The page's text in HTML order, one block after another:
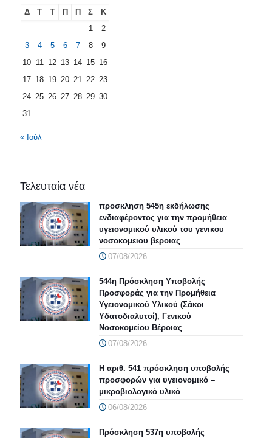
Δ Τ Τ Π Π Σ
Κ
1
2
3
4 5 6 7 8
9
10 11 12 13 14 15 16
17 18 19 20 21 22 23
24 25 26 27 28 29 30
31
« Ιούλ
Τελευταία νέα
προσκληση 545η εκδήλωσης
ενδιαφέροντος για την προμήθεια
υγειονομικού υλικού του γενικου
νοσοκομειου βεροιας
07/08/2026
544η Πρόσκληση Υποβολής
Προσφοράς για την Προμήθεια
Υγειονομικού Υλικού (Σάκοι
Υδατοδιαλυτοί), Γενικού
Νοσοκομείου Βέροιας
07/08/2026
Η αριθ. 541 πρόσκληση υποβολής
προσφορών για υγειονομικό –
μικροβιολογικό υλικό
06/08/2026
Πρόσκληση 537η υποβολής